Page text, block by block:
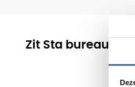
Zit Sta bureaus